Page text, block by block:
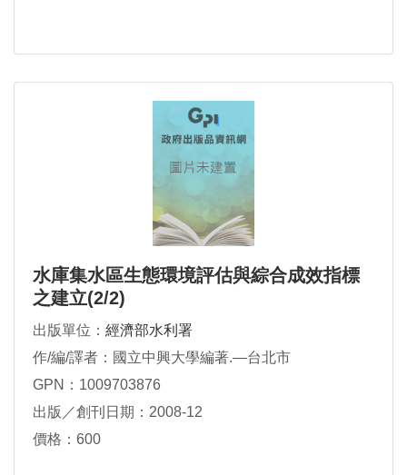
水庫集水區生態環境評估與綜合成效指標
之建立(2/2)
出版單位： 經濟部水利署
作/編/譯者：國立中興大學編著.—台北市
GPN：1009703876
出版／創刊日期：2008-12
價格：600